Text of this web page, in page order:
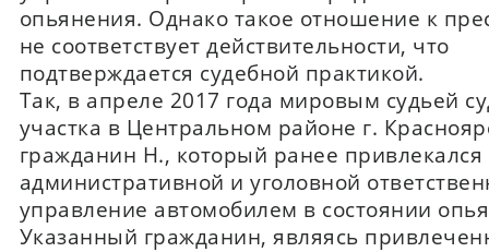
опьянения. Однако такое отношение к
не соответствует действительности, что
подтверждается судебной практикой.
Так, в апреле 2017 года мировым судьей
участка в Центральном районе г.
гражданин Н., который ранее привлекался
административной и уголовной
управление автомобилем в состоянии
Указанный гражданин, являясь